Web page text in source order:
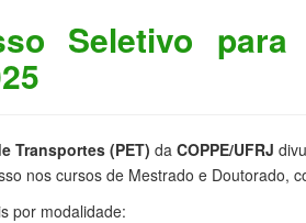
Seletivo
Transportes (PET) da COPPE/UFRJ
nos cursos de Mestrado e Doutorado,
por modalidade: